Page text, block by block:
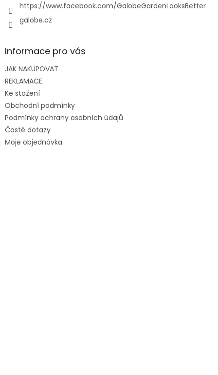
https://www.facebook.com/GalobeGardenLooksBetter
galobe.cz
Informace pro vás
JAK NAKUPOVAT
REKLAMACE
Ke stažení
Obchodní podmínky
Podmínky ochrany osobních údajů
Časté dotazy
Moje objednávka